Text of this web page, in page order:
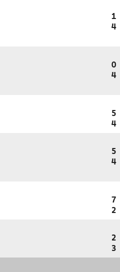
1
4
0
4
5
4
5
4
7
2
2
3